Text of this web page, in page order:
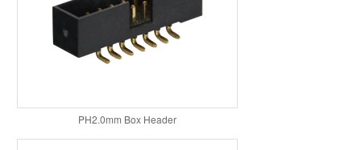
PH2.0mm Box Header